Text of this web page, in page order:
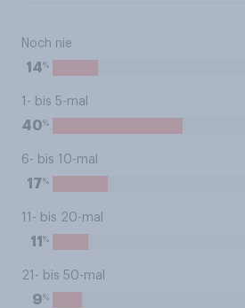
Noch nie
14%
1- bis 5-mal
40%
6- bis 10-mal
17%
11- bis 20-mal
11 %
21- bis 50-mal
9%